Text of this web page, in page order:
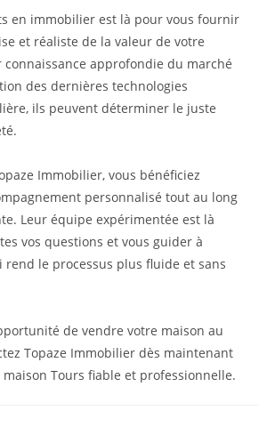
en immobilier est là pour vous fournir
et réaliste de la valeur de votre
connaissance approfondie du marché
des dernières technologies
ils peuvent déterminer le juste
Immobilier, vous bénéficiez
personnalisé tout au long
Leur équipe expérimentée est là
vos questions et vous guider à
rend le processus plus fluide et sans
de vendre votre maison au
Topaze Immobilier dès maintenant
Tours fiable et professionnelle.